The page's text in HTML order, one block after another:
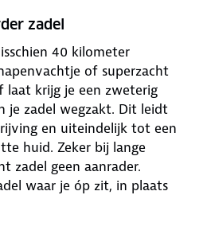
zadel
40 kilometer
of superzacht
laat krijg je een zweterig
je zadel wegzakt. Dit leidt
en uiteindelijk tot een
huid. Zeker bij lange
zadel geen aanrader.
waar je óp zit, in plaats